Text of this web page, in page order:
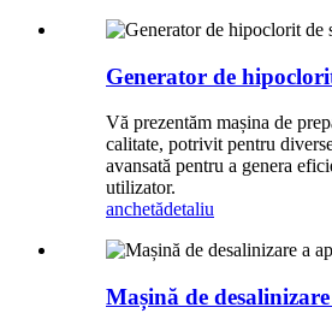
Generator de
Vă prezentăm mașina de
calitate, potrivit pentru
avansată pentru a genera
utilizator.
anchetădetaliu
Mașină de